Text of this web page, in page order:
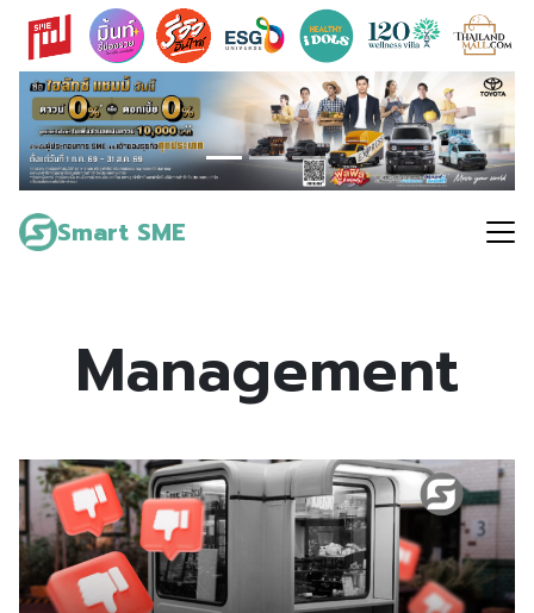
Skip
content
Smart SME
Search
for:
Management